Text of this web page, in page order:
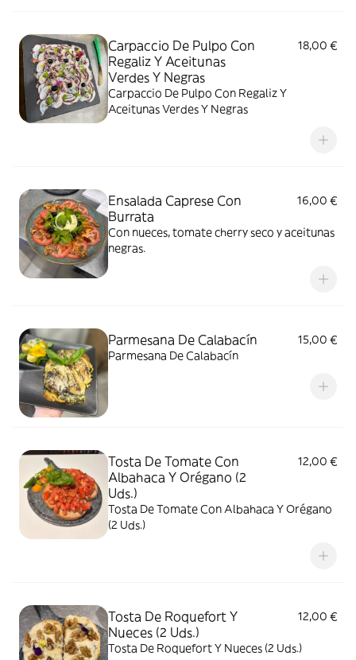
Carpaccio De Pulpo Con
Regaliz Y Aceitunas
Verdes Y Negras
18,00 €
Carpaccio De Pulpo Con Regaliz Y
Aceitunas Verdes Y Negras
Ensalada Caprese Con
Burrata
16,00 €
Con nueces, tomate cherry seco y aceitunas
negras.
Parmesana De Calabacín
15,00 €
Parmesana De Calabacín
Tosta De Tomate Con
Albahaca Y Orégano (2
Uds.)
12,00 €
Tosta De Tomate Con Albahaca Y Orégano
(2 Uds.)
Tosta De Roquefort Y
Nueces (2 Uds.)
12,00 €
Tosta De Roquefort Y Nueces (2 Uds.)